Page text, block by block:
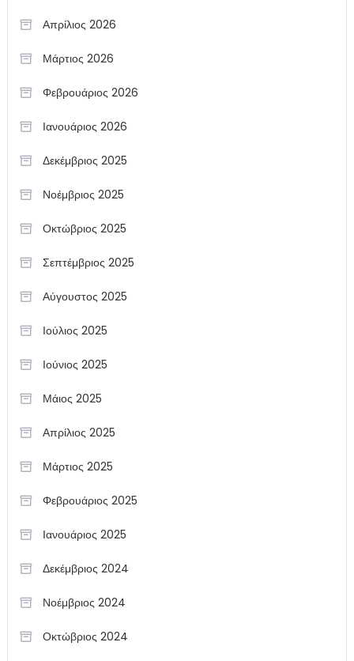
Απρίλιος 2026
Μάρτιος 2026
Φεβρουάριος 2026
Ιανουάριος 2026
Δεκέμβριος 2025
Νοέμβριος 2025
Οκτώβριος 2025
Σεπτέμβριος 2025
Αύγουστος 2025
Ιούλιος 2025
Ιούνιος 2025
Μάιος 2025
Απρίλιος 2025
Μάρτιος 2025
Φεβρουάριος 2025
Ιανουάριος 2025
Δεκέμβριος 2024
Νοέμβριος 2024
Οκτώβριος 2024